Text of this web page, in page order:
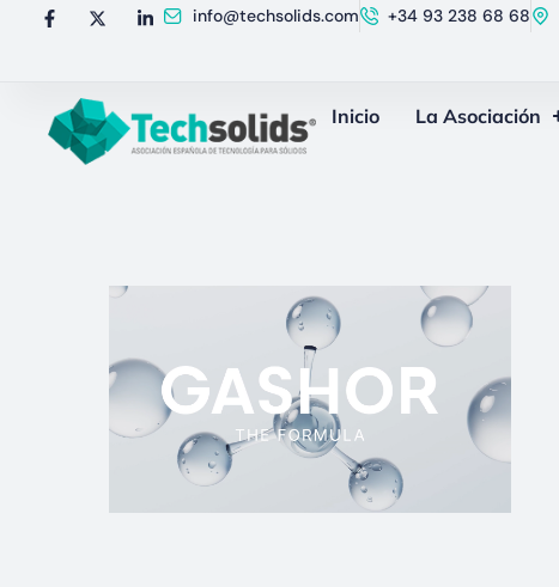
info@techsolids.com +34 93 238 68 68
Inicio La Asociación